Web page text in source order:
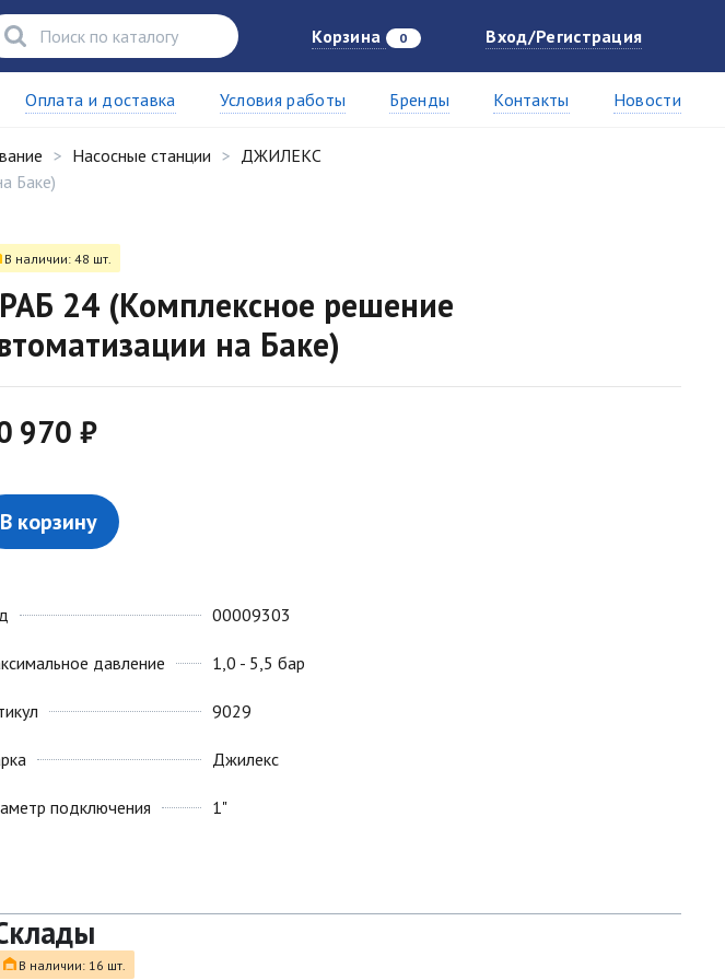
Корзина 0 Вход/Регистрация
Оплата и доставка Условия работы Бренды Контакты Новости
Насосные станции
ДЖИЛЕКС
Баке)
В наличии: 48 шт.
24 (Комплексное решение
на Баке)
970 ₽
В корзину
давление
подключения
00009303
1,0 - 5,5 бар
9029
Джилекс
1"
В наличии: 16 шт.